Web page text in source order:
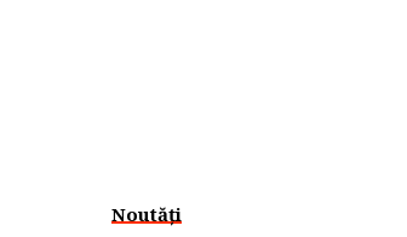
Noutăți